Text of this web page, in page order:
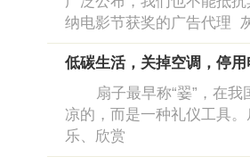
纳电影节获奖的广告代理
低碳生活，关掉空调，停
扇子最早称“翣”，在我
凉的，而是一种礼仪工具
乐、欣赏